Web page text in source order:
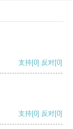
支持[0] 反对[0]
支持[0] 反对[0]